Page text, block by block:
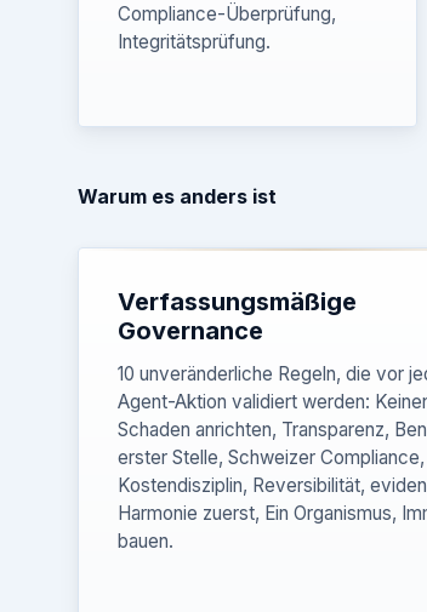
Compliance-Überprüfung,
Integritätsprüfung.
Warum es anders ist
Verfassungsmäßige
Governance
10 unveränderliche Regeln, die vor
Agent-Aktion validiert werden:
Schaden anrichten, Transparenz,
erster Stelle, Schweizer Compliance,
Kostendisziplin, Reversibilität,
Harmonie zuerst, Ein Organismus,
bauen.